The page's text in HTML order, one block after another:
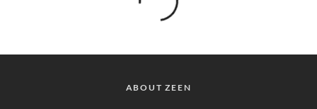
ABOUT ZEEN